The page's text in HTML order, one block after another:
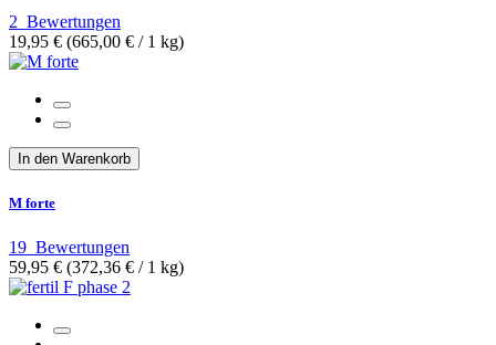
2 Bewertungen
19,95 € (665,00 €­ / 1 kg)
In den Warenkorb
M forte
19 Bewertungen
59,95 € (372,36 €­ / 1 kg)